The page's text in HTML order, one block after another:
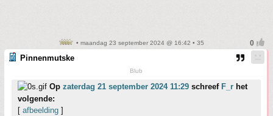
• maandag 23 september 2024 @ 16:42 • 35
Pinnenmutske
Blub
Op zaterdag 21 september 2024 11:29 schreef F_r het
volgende:
[ afbeelding ]